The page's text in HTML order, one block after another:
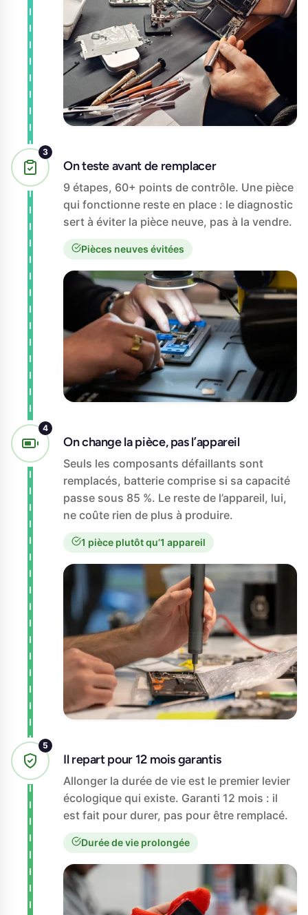
On teste avant de remplacer
9 étapes, 60+ points de contrôle. Une pièce
qui fonctionne reste en place : le diagnostic
sert à éviter la pièce neuve, pas à la vendre.
Pièces neuves évitées
On change la pièce, pas l’appareil
Seuls les composants défaillants sont
remplacés, batterie comprise si sa capacité
passe sous 85 %. Le reste de l’appareil, lui,
ne coûte rien de plus à produire.
1 pièce plutôt qu’1 appareil
Il repart pour 12 mois garantis
Allonger la durée de vie est le premier levier
écologique qui existe. Garanti 12 mois : il
est fait pour durer, pas pour être remplacé.
Durée de vie prolongée